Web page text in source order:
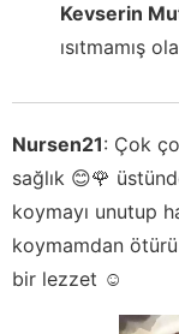
Kevserin
ısıtmamış
Nursen21: Çok
sağlık 😊🌹
koymayı unutup
koymamdan
bir lezzet ☺